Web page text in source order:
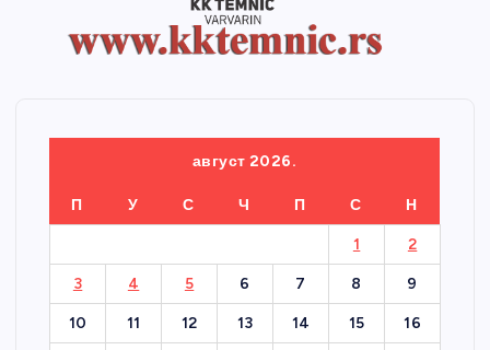
август 2026.
П У С Ч П С Н
1 2
3 4 5 6 7 8 9
10 11 12 13 14 15 16